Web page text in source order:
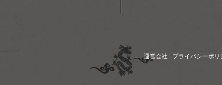
運営会社 プライバシーポリ